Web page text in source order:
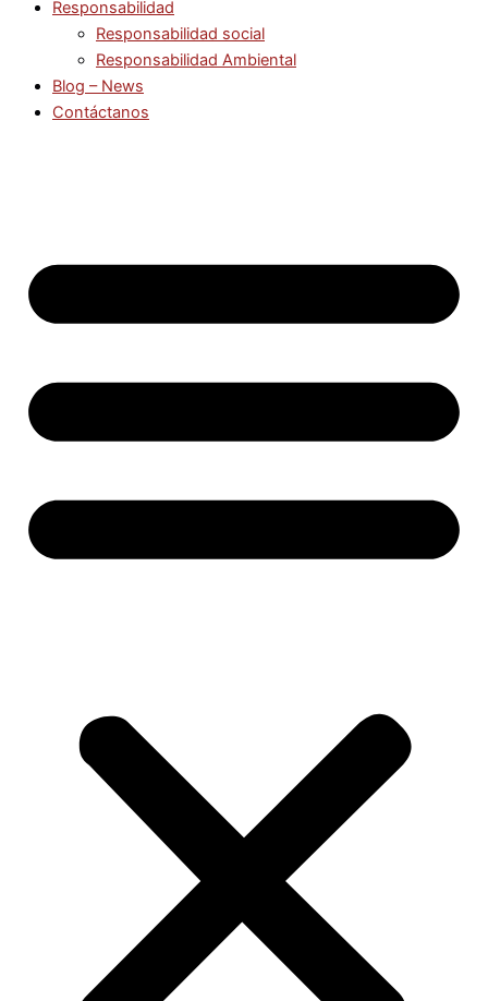
Responsabilidad
Responsabilidad social
Responsabilidad Ambiental
Blog – News
Contáctanos